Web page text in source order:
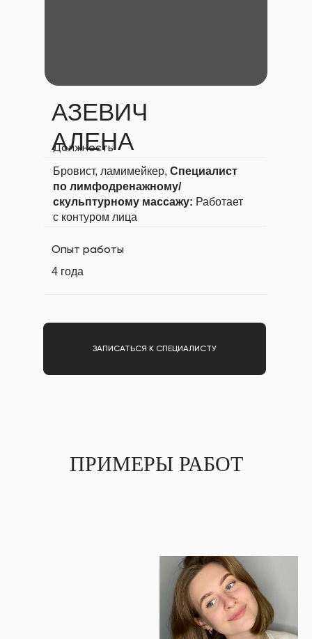
АЗЕВИЧ
АЛЕНА
Должность
Бровист, ламимейкер, Специалист
по лимфодренажному/
скульптурному массажу: Работает
с контуром лица
Опыт работы
4 года
ЗАПИСАТЬСЯ К СПЕЦИАЛИСТУ
ПРИМЕРЫ РАБОТ